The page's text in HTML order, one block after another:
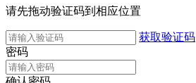
请先拖动验证码到相应位置
获取验证码
密码